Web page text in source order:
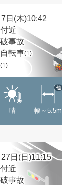
日(木)10:42
近
事故
自転車(1)
(1)
晴 幅～5.5m
他
日(日)11:15
近
事故